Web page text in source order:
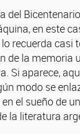
en este
recuerda casi
la memoria
Si aparece,
modo se
el sueño de
la literatura